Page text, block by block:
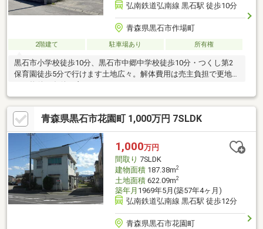
弘南鉄道弘南線 黒石駅 徒歩10分
青森県黒石市作場町
2階建て 駐車場あり 所有権
黒石市小学校徒歩10分、黒石市中郷中学校徒歩10分・つくし第2
保育園徒歩5分で行けます土地広々。解体費用は売主負担で更地渡
しの物件 条件は良です
青森県黒石市花園町 1,000万円 7SLDK
1,000万円
間取り 7SLDK
建物面積187.38m2
土地面積622.09m2
築年月 1969年5月(築57年4ヶ月)
弘南鉄道弘南線 黒石駅 徒歩12分
青森県黒石市花園町